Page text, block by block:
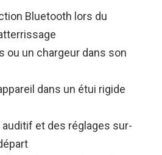
Bluetooth lors du
ou un chargeur dans son
dans un étui rigide
et des réglages sur-